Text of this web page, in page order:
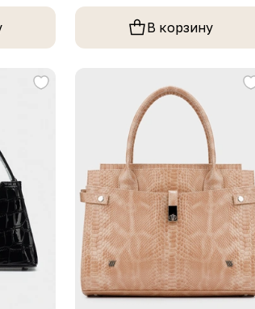
В корзину